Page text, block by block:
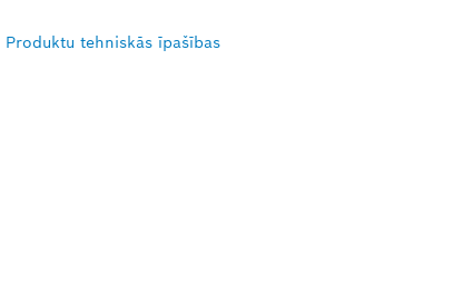
Produktu tehniskās īpašības